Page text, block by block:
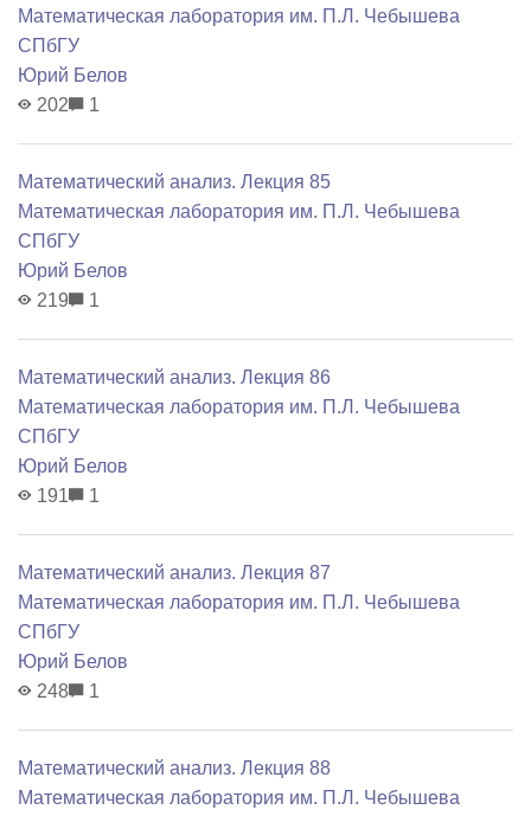
Математичеcкая лаборатория им. П.Л. Чебышева
СПбГУ
Юрий Белов
202
1
Математический анализ. Лекция 85
Математичеcкая лаборатория им. П.Л. Чебышева
СПбГУ
Юрий Белов
219
1
Математический анализ. Лекция 86
Математичеcкая лаборатория им. П.Л. Чебышева
СПбГУ
Юрий Белов
191
1
Математический анализ. Лекция 87
Математичеcкая лаборатория им. П.Л. Чебышева
СПбГУ
Юрий Белов
248
1
Математический анализ. Лекция 88
Математичеcкая лаборатория им. П.Л. Чебышева